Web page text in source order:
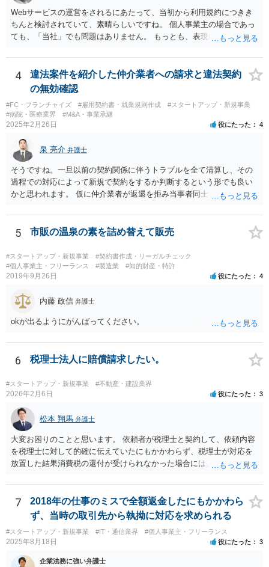
生じません。
Webサービスの運営をされるにあたって、当初から利用規約につきき
ちんと検討されていて、素晴らしいですね。 個人事業主の場合であっ
ても、「当社」でも問題はありません。 もっとも、表現に違和感があ
さんが「ABCウェブサービス」の屋号で事業を運営する際には、「当
社」の代わりに「ABCウェブサービス」とか「ABCWS」を使う等で
4
違法案件を紹介した仲介業者への請求と違法契約
の無効確認
#FC・フランチャイズ #雇用契約書・就業規則作成
#スタートアップ・新規事業
#病院・医療業界
#M&A・事業承継
2025年2月26日 役にたった 4
泉 亮介 弁護士
そうですね。一旦以前の契約関係に伴うトラブルを全て清算し、その
過程での対応によって新規で契約をするか判断するという形でも良い
かと思われます。 仮に仲介業者が返還を拒み当事者同士での解決が困
5 市販の温泉の素を詰め替えて販売
#スタートアップ・新規事業
#契約書作成・リーガルチェック
#個人事業主・フリーランス
#製造業 #知的財産・特許
2019年9月26日 役にたった 4
内藤 政信 弁護士
okが出るようにがんばってください。
6 税理士法人に賠償請求したい。
#スタートアップ・新規事業 #不動産・建設業界
2026年2月6日 役にたった 3
松本 翔馬 弁護士
大変お困りのことと思います。 依頼者が税理士と契約して、依頼内容
を税理士に対して的確に伝えていたにもかかわらず、税理士が対応を
放置した結果消費税の還付が受けられなかった場合には、賠償請求で
あるか否かという問題 ②税理士本人が税務業務をしていなかったとい
う税理士職務の妥当性の問題 ③クライアントが誤って簡易課税届出書
を提出していたところ、税理士が課税方式の確認をしなかった問題 と
いう課題があります。 ①については、 税理士が責任を持つのは契約に
明記された委任事務に限定されるのが原則です。 サービスとして委任
事務外の税務相談に応じた結果、その責任を負う場合もゼロではあり
ませんが、責任追及するハードルはかなり上がります。 ②について
7
2018年の仕事のミスで全額返金したにもかかわら
ず、当時の取引先から執拗に対応を求められる
#スタートアップ・新規事業 #IT・通信業界 #個人事業主・フリーランス
2025年8月18日 役にたった 3
企業法務に強い弁護士